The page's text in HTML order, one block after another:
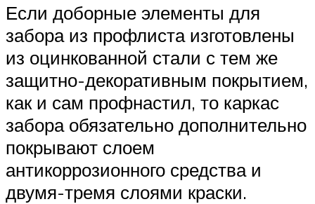
Если доборные элементы для
забора из профлиста изготовлены
из оцинкованной стали с тем же
защитно-декоративным покрытием,
как и сам профнастил, то каркас
забора обязательно дополнительно
покрывают слоем
антикоррозионного средства и
двумя-тремя слоями краски.